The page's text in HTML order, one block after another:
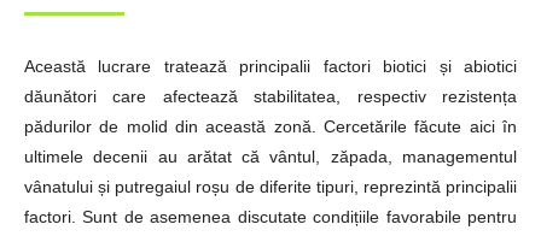
Această lucrare tratează principalii factori biotici și abiotici
dăunători care afectează stabilitatea, respectiv rezistența
pădurilor de molid din această zonă. Cercetările făcute aici în
ultimele decenii au arătat că vântul, zăpada, managementul
vânatului și putregaiul roșu de diferite tipuri, reprezintă principalii
factori. Sunt de asemenea discutate condițiile favorabile pentru